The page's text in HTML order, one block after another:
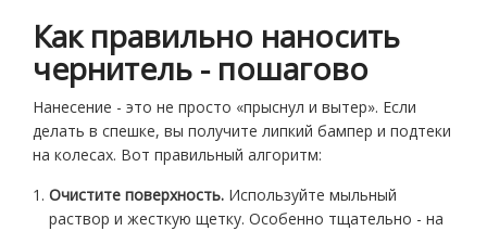
Как правильно наносить
чернитель - пошагово
Нанесение - это не просто «прыснул и вытер». Если
делать в спешке, вы получите липкий бампер и подтеки
на колесах. Вот правильный алгоритм:
Очистите поверхность. Используйте мыльный
раствор и жесткую щетку. Особенно тщательно - на